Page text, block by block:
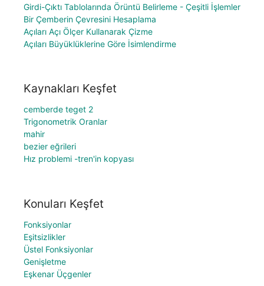
Girdi-Çıktı Tablolarında Örüntü Belirleme - Çeşitli İşlemler
Bir Çemberin Çevresini Hesaplama
Açıları Açı Ölçer Kullanarak Çizme
Açıları Büyüklüklerine Göre İsimlendirme
Kaynakları Keşfet
cemberde teget 2
Trigonometrik Oranlar
mahir
bezier eğrileri
Hız problemi -tren'in kopyası
Konuları Keşfet
Fonksiyonlar
Eşitsizlikler
Üstel Fonksiyonlar
Genişletme
Eşkenar Üçgenler